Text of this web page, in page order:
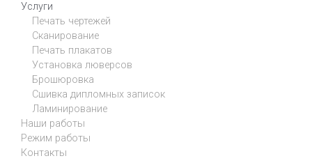
Услуги
Печать чертежей
Сканирование
Печать плакатов
Установка люверсов
Брошюровка
Сшивка дипломных записок
Ламинирование
Наши работы
Режим работы
Контакты